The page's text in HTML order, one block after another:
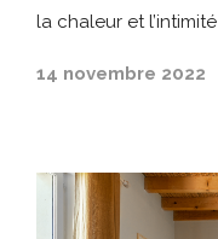
la chaleur et l’intimité
14 novembre 2022